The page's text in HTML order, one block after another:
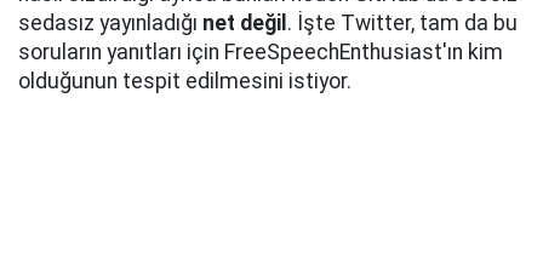
sedasız yayınladığı net değil . İşte Twitter, tam da bu
soruların yanıtları için FreeSpeechEnthusiast'ın kim
olduğunun tespit edilmesini istiyor.